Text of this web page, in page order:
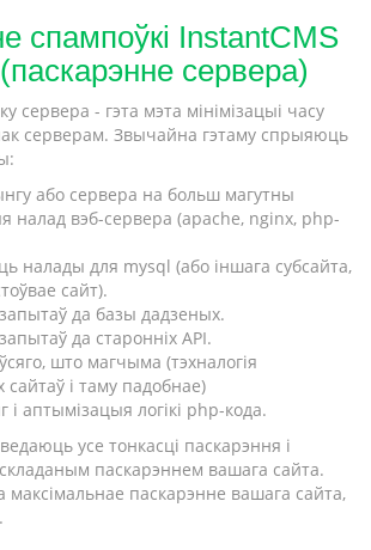
спампоўкі InstantCMS
сервера)
сервера - гэта мэта мінімізацыі часу
серверам. Звычайна гэтаму спрыяюць
або сервера на больш магутны
налад вэб-сервера (apache, nginx, php-
налады для mysql (або іншага субсайта,
сайт).
да базы дадзеных.
да старонніх API.
што магчыма (тэхналогія
сайтаў і таму падобнае)
і аптымізацыя логікі php-кода.
ведаюць усе тонкасці паскарэння і
паскарэннем вашага сайта.
максімальнае паскарэнне вашага сайта,